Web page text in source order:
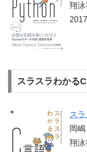
翔泳
スラスラわかる
ス
岡
翔泳